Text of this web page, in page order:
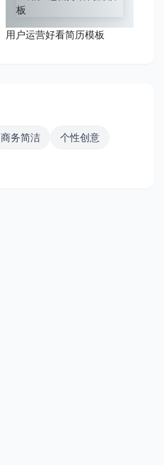
用户运营好看简历模板
商务简洁
个性创意